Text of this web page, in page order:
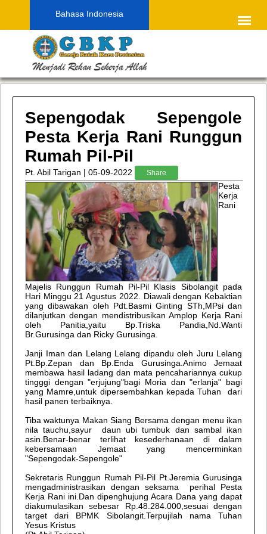
Bahasa Indonesia
Sepengodak Sepengole
Pesta Kerja Rani Runggun
Rumah Pil-Pil
Pt. Abil Tarigan | 05-09-2022 Share
Pesta
Kerja
Rani
Majelis Runggun Rumah Pil-Pil Klasis Sibolangit pada
Hari Minggu 21 Agustus 2022. Diawali dengan Kebaktian
yang dibawakan oleh Pdt.Basmi Ginting STh,MPsi dan
dilanjutkan dengan mendistribusikan Amplop Kerja Rani
oleh Panitia,yaitu Bp.Triska Pandia,Nd.Wanti
Br.Gurusinga dan Ricky Gurusinga.
Janji Iman dan Lelang Lelang dipandu oleh Juru Lelang
Pt.Bp.Zepan dan Bp.Enda Gurusinga.Animo Jemaat
membawa hasil ladang dan mata pencahariannya cukup
tingggi dengan "erjujung"bagi Moria dan "erlanja" bagi
yang Mamre,untuk dipersembahkan kepada Tuhan dari
hasil panen terbaiknya.
Tiba waktunya Makan Siang Bersama dengan menu ikan
nila tauchu,sayur daun ubi tumbuk dan sambal ikan
asin.Benar-benar terlihat kesederhanaan di dalam
kebersamaan Jemaat yang mencerminkan
"Sepengodak-Sepengole"
Sekretaris Runggun Rumah Pil-Pil Pt.Jeremia Gurusinga
mengadministrasikan dengan seksama perihal Pesta
Kerja Rani ini.Dan dipenghujung Acara Dana yang dapat
diakumulasikan sebesar Rp.48.284.000,sesuai dengan
target dari BPMK Sibolangit.Terpujilah nama Tuhan
Yesus Kristus